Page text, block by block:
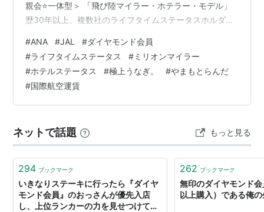
親会⭐一体型＞ 「飛び陸マイラー・ホテラー・モデル」
歴30年以上、複数社のライフタイムステータスホルダー
者たちをエスコートします。 今回は特別キャストとし
て、ホテルプログラムのプリンス「ミステリーJ」もお話
をします。 Jさんは、『SSSS💘』正規メンバーになる為
の勉強中で、今回は「素敵な視聴者を魅了する試験」と
して挑みます。 イメージ お申し込みをされるとpeatixメ
#ANA #JAL #ダイヤモンド会員
#ライフタイムステータス #ミリオンマイラー
#ホテルステータス #極上うなぎ。 #やまもとらんだ
#国際航空運賃
ネットで話題 もっと見る
294 ブックマーク
いきなりステーキに行ったら『ダイヤ
モンド会員』のおっさんが優先入店
し、上位ランカーの力を見せつけてい
262 ブックマーク
無印のダイヤモンド
以上購入）である俺